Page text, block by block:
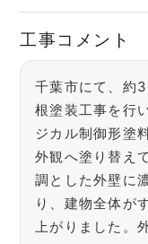
工事コメント
千葉市にて、約
根塗装工事を行
ジカル制御形塗
外観へ塗り替え
調とした外壁に
り、建物全体が
上がりました。